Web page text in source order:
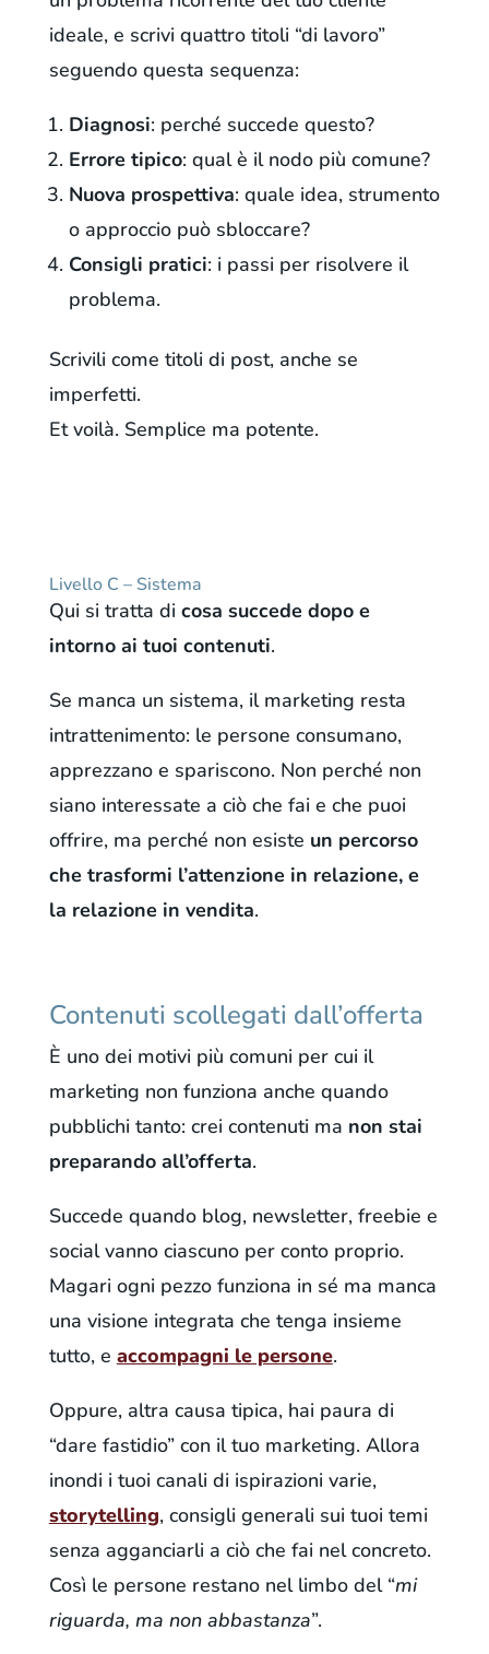
ideale, e scrivi quattro titoli “di lavoro”
seguendo questa sequenza:
Diagnosi: perché succede questo?
Errore tipico: qual è il nodo più comune?
Nuova prospettiva: quale idea, strumento
o approccio può sbloccare?
Consigli pratici: i passi per risolvere il
problema.
Scrivili come titoli di post, anche se
imperfetti.
Et voilà. Semplice ma potente.
Livello C – Sistema
Qui si tratta di cosa succede dopo e
intorno ai tuoi contenuti.
Se manca un sistema, il marketing resta
intrattenimento: le persone consumano,
apprezzano e spariscono. Non perché non
siano interessate a ciò che fai e che puoi
offrire, ma perché non esiste un percorso
che trasformi l’attenzione in relazione, e
la relazione in vendita.
Contenuti scollegati dall’offerta
È uno dei motivi più comuni per cui il
marketing non funziona anche quando
pubblichi tanto: crei contenuti ma non stai
preparando all’offerta.
Succede quando blog, newsletter, freebie e
social vanno ciascuno per conto proprio.
Magari ogni pezzo funziona in sé ma manca
una visione integrata che tenga insieme
tutto, e accompagni le persone.
Oppure, altra causa tipica, hai paura di
“dare fastidio” con il tuo marketing. Allora
inondi i tuoi canali di ispirazioni varie,
storytelling, consigli generali sui tuoi temi
senza agganciarli a ciò che fai nel concreto.
Così le persone restano nel limbo del “mi
riguarda, ma non abbastanza”.